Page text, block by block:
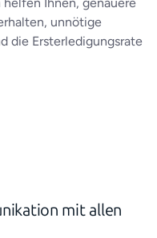
unnötige
die Ersterledigungsrate
mit allen